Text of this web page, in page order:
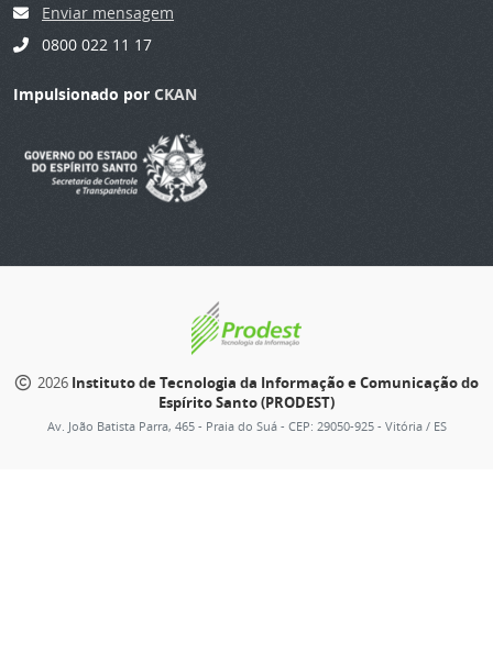
Enviar mensagem
0800 022 11 17
Impulsionado por CKAN
2026 Instituto de Tecnologia da Informação e Comunicação do
Espírito Santo (PRODEST)
Av. João Batista Parra, 465 - Praia do Suá - CEP: 29050-925 - Vitória / ES